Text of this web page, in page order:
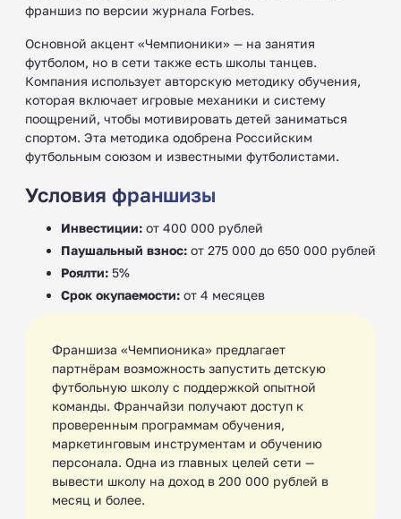
франшиз по версии журнала Forbes.
Основной акцент «Чемпионики» — на занятия
футболом, но в сети также есть школы танцев.
Компания использует авторскую методику обучения,
которая включает игровые механики и систему
поощрений, чтобы мотивировать детей заниматься
спортом. Эта методика одобрена Российским
футбольным союзом и известными футболистами.
Условия франшизы
Инвестиции: от 400 000 рублей
Паушальный взнос: от 275 000 до 650 000 рублей
Роялти: 5%
Срок окупаемости: от 4 месяцев
Франшиза «Чемпионика» предлагает
партнёрам возможность запустить детскую
футбольную школу с поддержкой опытной
команды. Франчайзи получают доступ к
проверенным программам обучения,
маркетинговым инструментам и обучению
персонала. Одна из главных целей сети —
вывести школу на доход в 200 000 рублей в
месяц и более.